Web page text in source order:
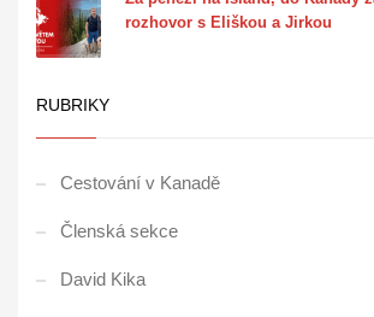
rozhovor s Eliškou a Jirkou
RUBRIKY
Cestování v Kanadě
Členská sekce
David Kika